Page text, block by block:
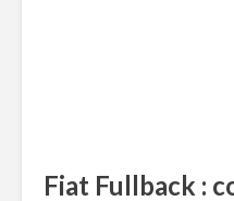
Fiat Fullback :